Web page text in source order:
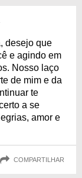
desejo que
e agindo em
Nosso laço
de mim e da
te
a se
amor e
COMPARTILHAR